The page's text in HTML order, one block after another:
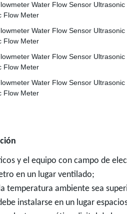
y el equipo con campo de
en un lugar ventilado;
temperatura ambiente sea
instalarse en un lugar